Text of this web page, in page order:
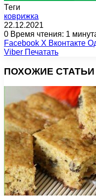
Теги
коврижка
22.12.2021
0 Время чтения: 1
Facebook X Вконтакте
Viber Печатать
ПОХОЖИЕ СТАТЬИ